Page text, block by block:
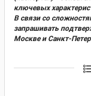
ключевых
В связи со
запрашивать
Москве и Санкт-